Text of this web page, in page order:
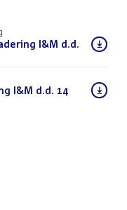
I&M d.d.
I&M d.d. 14